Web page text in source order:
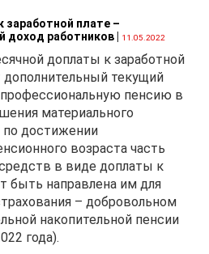
заработной плате –
доход работников
11.05.2022
доплаты к заработной
дополнительный текущий
пенсию в
материального
по достижении
возраста часть
в виде доплаты к
быть направлена им для
– добровольном
накопительной пенсии
года).